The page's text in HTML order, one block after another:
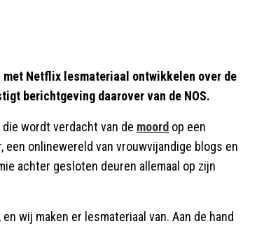
met Netflix lesmateriaal ontwikkelen over de
berichtgeving daarover van de NOS.
wordt verdacht van de moord op een
onlinewereld van vrouwvijandige blogs en
achter gesloten deuren allemaal op zijn
wij maken er lesmateriaal van. Aan de hand